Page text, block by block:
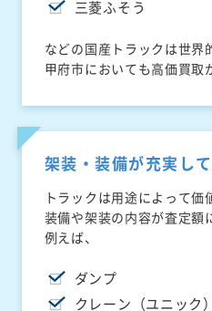
三菱ふそう
などの国産トラックは世界
甲府市においても高価買取
架装・装備が充実し
トラックは用途によって価
装備や架装の内容が査定額
例えば、
ダンプ
クレーン（ユニック